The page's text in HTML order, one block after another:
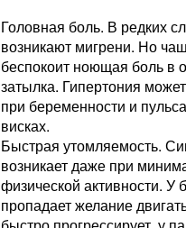
Головная боль. В редких
возникают мигрени. Но
беспокоит ноющая боль в
затылка. Гипертония
при беременности и
висках.
Быстрая утомляемость.
возникает даже при
физической активности. У
пропадает желание